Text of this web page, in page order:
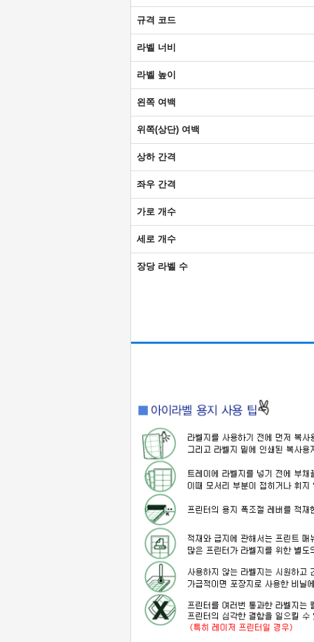
규격 코드
라벨 너비
라벨 높이
왼쪽 여백
위쪽(상단) 여백
상하 간격
좌우 간격
가로 개수
세로 개수
장당 라벨 수